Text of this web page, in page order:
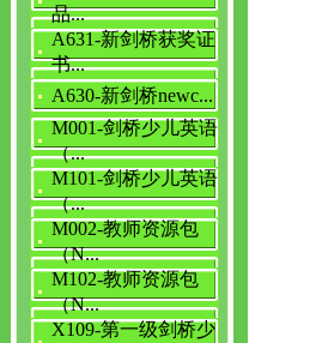
品...
A631-新剑桥获奖证
书...
A630-新剑桥newc...
M001-剑桥少儿英语
（...
M101-剑桥少儿英语
（...
M002-教师资源包
（N...
M102-教师资源包
（N...
X109-第一级剑桥少